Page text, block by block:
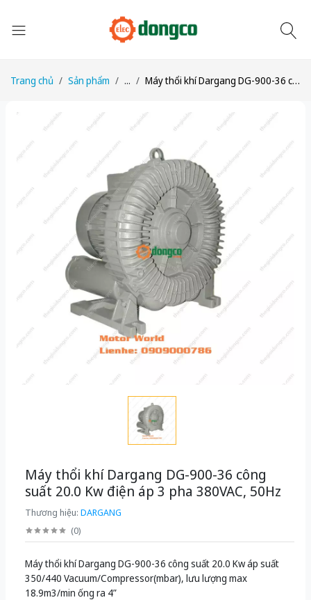
Trang chủ Sản phẩm ... Máy thổi khí Dargang DG-900-36 công suất 20.0 Kw điện áp 3 pha 380VAC, 50Hz
Máy thổi khí Dargang DG-900-36 công
suất 20.0 Kw điện áp 3 pha 380VAC, 50Hz
Thương hiệu: DARGANG
(0)
Máy thổi khí Dargang DG-900-36 công suất 20.0 Kw áp suất
350/440 Vacuum/Compressor(mbar), lưu lượng max
18.9m3/min ống ra 4”